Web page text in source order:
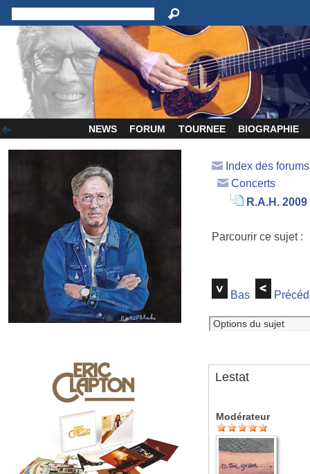
NEWS FORUM TOURNEE BIOGRAPHIE
Index des
Concerts
R.A.H.
Parcourir ce sujet
Bas
Lestat
Modérateur